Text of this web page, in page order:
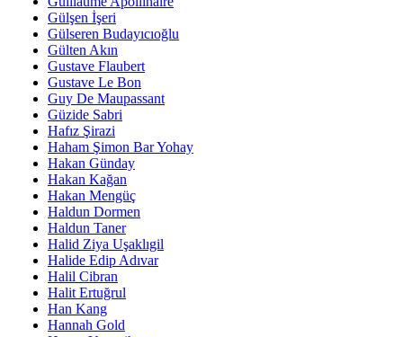
Gülşen İşeri
Gülseren Budayıcıoğlu
Gülten Akın
Gustave Flaubert
Gustave Le Bon
Guy De Maupassant
Güzide Sabri
Hafız Şirazi
Haham Şimon Bar Yohay
Hakan Günday
Hakan Kağan
Hakan Mengüç
Haldun Dormen
Haldun Taner
Halid Ziya Uşaklıgil
Halide Edip Adıvar
Halil Cibran
Halit Ertuğrul
Han Kang
Hannah Gold